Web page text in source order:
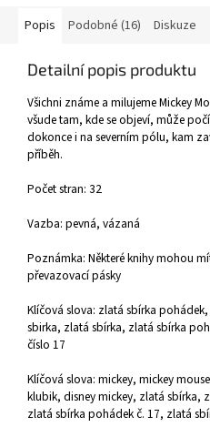
Popis Podobné (16) Diskuze
Detailní popis produktu
Všichni známe a milujeme Mickey
všude tam, kde se objeví, může
dokonce i na severním pólu, kam
příběh.
Počet stran: 32
Vazba: pevná, vázaná
Poznámka: Některé knihy mohou
převazovací pásky
Klíčová slova: zlatá sbírka
sbirka, zlatá sbírka, zlatá sbírka
číslo 17
Klíčová slova: mickey, mickey
klubik, disney mickey, zlatá sbírka,
zlatá sbírka pohádek č. 17, zlatá